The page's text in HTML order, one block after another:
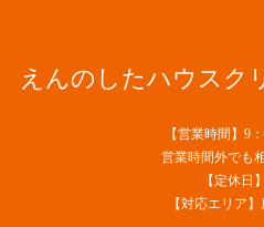
えんのしたハウスク
【営業時間】9
営業時間外でも
【定休日
【対応エリア